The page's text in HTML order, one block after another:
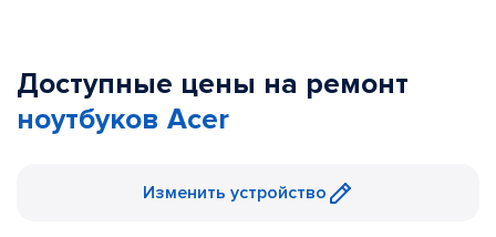
Доступные цены на ремонт
ноутбуков Acer
Изменить устройство